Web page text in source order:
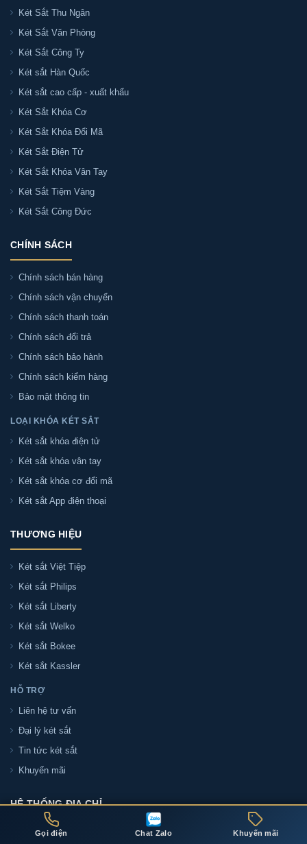
Gọi điện Chat Zalo Khuyến mãi
Két Sắt Thu Ngân
Két Sắt Văn Phòng
Két Sắt Công Ty
Két sắt Hàn Quốc
Két sắt cao cấp - xuất khẩu
Két Sắt Khóa Cơ
Két Sắt Khóa Đổi Mã
Két Sắt Điện Tử
Két Sắt Khóa Vân Tay
Két Sắt Tiệm Vàng
Két Sắt Công Đức
CHÍNH SÁCH
Chính sách bán hàng
Chính sách vận chuyển
Chính sách thanh toán
Chính sách đổi trả
Chính sách bảo hành
Chính sách kiểm hàng
Bảo mật thông tin
LOẠI KHÓA KÉT SẮT
Két sắt khóa điện tử
Két sắt khóa vân tay
Két sắt khóa cơ đổi mã
Két sắt App điện thoại
THƯƠNG HIỆU
Két sắt Việt Tiệp
Két sắt Philips
Két sắt Liberty
Két sắt Welko
Két sắt Bokee
Két sắt Kassler
HỖ TRỢ
Liên hệ tư vấn
Đại lý két sắt
Tin tức két sắt
Khuyến mãi
HỆ THỐNG ĐỊA CHỈ
ĐỊA CHỈ THÀNH PHỐ HỒ CHÍ MINH